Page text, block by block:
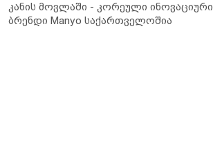
კანის მოვლაში - კორეული ინოვაციური
ბრენდი Manyo საქართველოშია